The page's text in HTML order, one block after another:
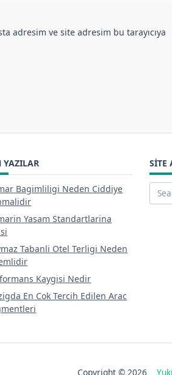
adresim ve site adresim bu tarayıcıya
YAZILAR
Bagimliligi Neden Ciddiye
Yasam Standartlarina
Tabanli Otel Terligi Neden
Kaygisi Nedir
En Cok Tercih Edilen Arac
SITE
Copyright © 2026